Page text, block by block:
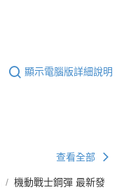
顯示電腦版詳細說明
查看全部
機動戰士鋼彈 最新發